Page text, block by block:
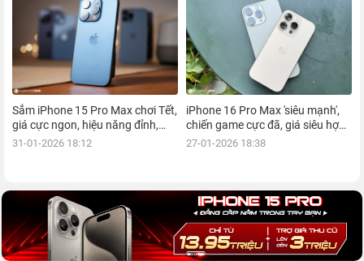
Sắm iPhone 15 Pro Max chơi Tết,
giá cực ngon, hiệu năng đỉnh,
kèm nhiều ưu đãi, mua ngay!
31-01-2026 18:12
iPhone 16 Pro Max 'siêu mạnh',
chiến game cực đã, giá siêu hợp
lý, mua ngay!
27-01-2026 18:38